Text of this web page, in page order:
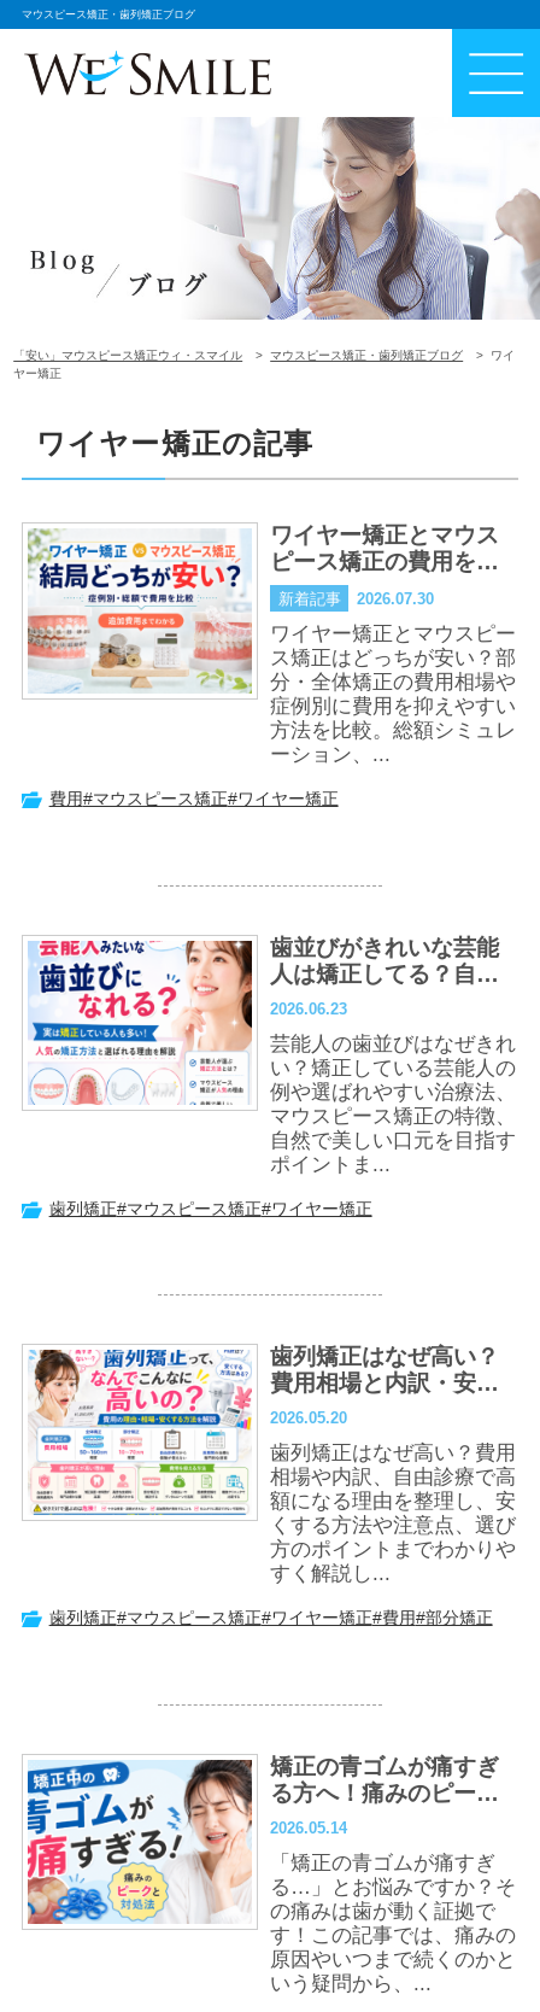
マウスピース矯正・歯列矯正ブログ
「安い」マウスピース矯正ウィ・スマイル マウスピース矯正・歯列矯正ブログ
ワイ
ヤー矯正
ワイヤー矯正の記事
ワイヤー矯正とマウス
ピース矯正の費用を徹
底比較｜どちらが安
い？得？
新着記事 2026.07.30
ワイヤー矯正とマウスピー
ス矯正はどっちが安い？部
分・全体矯正の費用相場や
症例別に費用を抑えやすい
方法を比較。総額シミュレ
ーション、...
費用#マウスピース矯正#ワイヤー矯正
歯並びがきれいな芸能
人は矯正してる？自然
な口元を目指す方法を
2026.06.23
芸能人の歯並びはなぜきれ
い？矯正している芸能人の
例や選ばれやすい治療法、
マウスピース矯正の特徴、
自然で美しい口元を目指す
ポイントま...
歯列矯正#マウスピース矯正#ワイヤー矯正
歯列矯正はなぜ高い？
費用相場と内訳・安く
する方法までわかりや
すく解説
2026.05.20
歯列矯正はなぜ高い？費用
相場や内訳、自由診療で高
額になる理由を整理し、安
くする方法や注意点、選び
方のポイントまでわかりや
すく解説し...
歯列矯正#マウスピース矯正#ワイヤー矯正#費用#部分矯正
矯正の青ゴムが痛すぎ
る方へ！痛みのピーク
と今すぐできる対処法
2026.05.14
「矯正の青ゴムが痛すぎ
る…」とお悩みですか？そ
の痛みは歯が動く証拠で
す！この記事では、痛みの
原因やいつまで続くのかと
いう疑問から、...